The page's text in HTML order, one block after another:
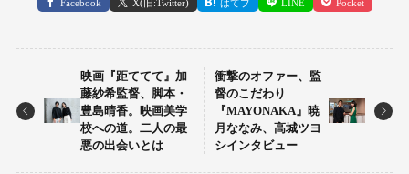
Facebook X(旧:Twitter) はてブ LINE Pocket
映画『距ててて』加
藤紗希監督、脚本・
豊島晴香。映画美学
校への道。二人の最
悪の出会いとは
衝撃のオファー、監
督のこだわり
『MAYONAKA』暁
月ななみ、高城ツヨ
シインタビュー